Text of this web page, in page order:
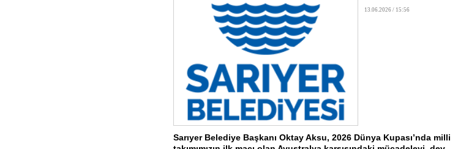
13.06.2026 / 15:56
Sarıyer Belediye Başkanı Oktay Aksu, 2026 Dünya Kupası’nda milli